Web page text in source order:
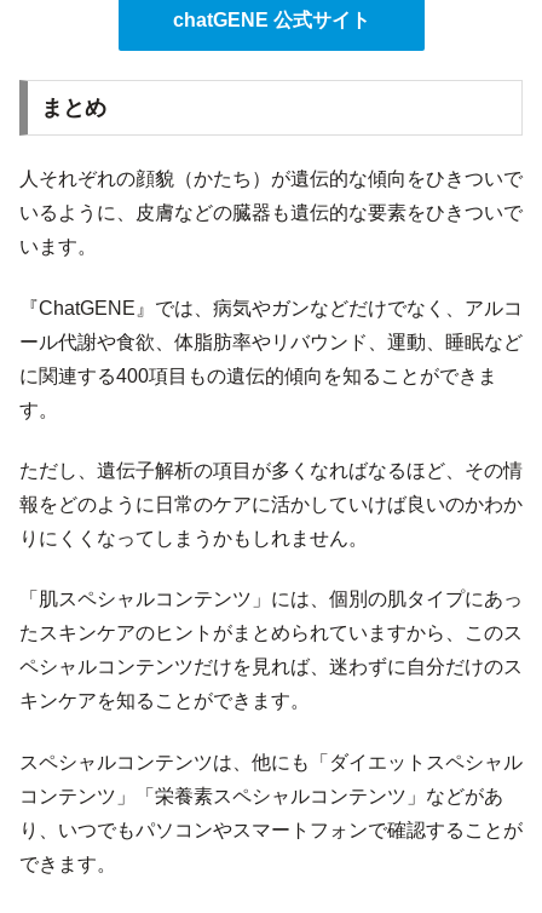
chatGENE 公式サイト
まとめ
人それぞれの顔貌（かたち）が遺伝的な傾向をひきついで
いるように、皮膚などの臓器も遺伝的な要素をひきついで
います。
『ChatGENE』では、病気やガンなどだけでなく、アルコ
ール代謝や食欲、体脂肪率やリバウンド、運動、睡眠など
に関連する400項目もの遺伝的傾向を知ることができま
す。
ただし、遺伝子解析の項目が多くなればなるほど、その情
報をどのように日常のケアに活かしていけば良いのかわか
りにくくなってしまうかもしれません。
「肌スペシャルコンテンツ」には、個別の肌タイプにあっ
たスキンケアのヒントがまとめられていますから、このス
ペシャルコンテンツだけを見れば、迷わずに自分だけのス
キンケアを知ることができます。
スペシャルコンテンツは、他にも「ダイエットスペシャル
コンテンツ」「栄養素スペシャルコンテンツ」などがあ
り、いつでもパソコンやスマートフォンで確認することが
できます。